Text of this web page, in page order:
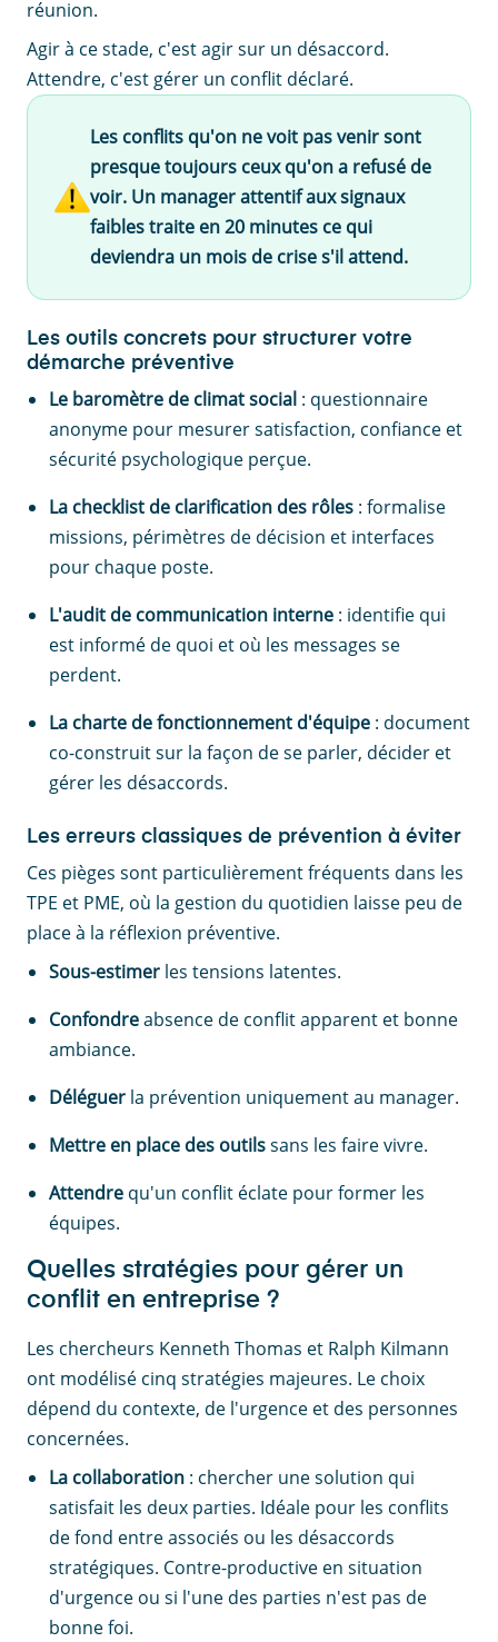
réunion.
Agir à ce stade, c'est agir sur un désaccord.
Attendre, c'est gérer un conflit déclaré.
Les conflits qu'on ne voit pas venir sont
presque toujours ceux qu'on a refusé de
voir. Un manager attentif aux signaux
faibles traite en 20 minutes ce qui
deviendra un mois de crise s'il attend.
Les outils concrets pour structurer votre
démarche préventive
Le baromètre de climat social : questionnaire
anonyme pour mesurer satisfaction, confiance et
sécurité psychologique perçue.
La checklist de clarification des rôles : formalise
missions, périmètres de décision et interfaces
pour chaque poste.
L'audit de communication interne : identifie qui
est informé de quoi et où les messages se
perdent.
La charte de fonctionnement d'équipe : document
co-construit sur la façon de se parler, décider et
gérer les désaccords.
Les erreurs classiques de prévention à éviter
Ces pièges sont particulièrement fréquents dans les
TPE et PME, où la gestion du quotidien laisse peu de
place à la réflexion préventive.
Sous-estimer les tensions latentes.
Confondreabsence de conflit apparent et bonne
ambiance.
Déléguer la prévention uniquement au manager.
Mettre en place des outilssans les faire vivre.
Attendre qu'un conflit éclate pour former les
équipes.
Quelles stratégies pour gérer un
conflit en entreprise ?
Les chercheurs Kenneth Thomas et Ralph Kilmann
ont modélisé cinq stratégies majeures. Le choix
dépend du contexte, de l'urgence et des personnes
concernées.
La collaboration : chercher une solution qui
satisfait les deux parties. Idéale pour les conflits
de fond entre associés ou les désaccords
stratégiques. Contre-productive en situation
d'urgence ou si l'une des parties n'est pas de
bonne foi.